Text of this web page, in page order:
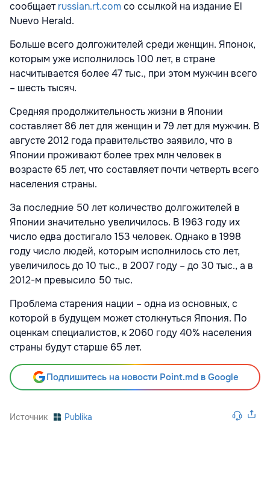
сообщаетrussian.rt.com со ссылкой на издание El
Nuevo Herald.
Больше всего долгожителей среди женщин. Японок,
которым уже исполнилось 100 лет, в стране
насчитывается более 47 тыс., при этом мужчин всего
– шесть тысяч.
Средняя продолжительность жизни в Японии
составляет 86 лет для женщин и 79 лет для мужчин. В
августе 2012 года правительство заявило, что в
Японии проживают более трех млн человек в
возрасте 65 лет, что составляет почти четверть всего
населения страны.
За последние 50 лет количество долгожителей в
Японии значительно увеличилось. В 1963 году их
число едва достигало 153 человек. Однако в 1998
году число людей, которым исполнилось сто лет,
увеличилось до 10 тыс., в 2007 году – до 30 тыс., а в
2012-м превысило 50 тыс.
Проблема старения нации – одна из основных, с
которой в будущем может столкнуться Япония. По
оценкам специалистов, к 2060 году 40% населения
страны будут старше 65 лет.
Подпишитесь на новости Point.md в Google
Источник Publika